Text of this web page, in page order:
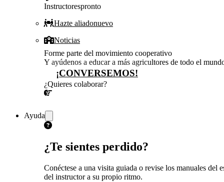
Instructorespronto
Hazte aliadonuevo
Noticias
Forme parte del movimiento cooperativo
Y ayúdenos a educar a más agricultores de todo el
¡CONVERSEMOS!
¿Quieres colaborar?
Ayuda
¿Te sientes perdido?
Conéctese a una visita guiada o revise los manuales del
del instructor a su propio ritmo.